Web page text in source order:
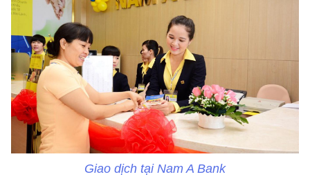
Giao dịch tại Nam A Bank